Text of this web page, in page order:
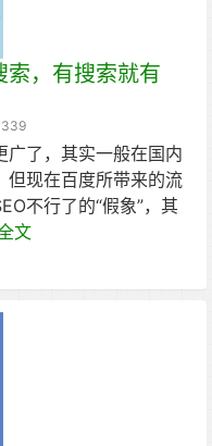
索，有搜索就有
广了，其实一般在国内
但现在百度所带来的流
不行了的“假象”，其
文